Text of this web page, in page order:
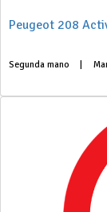
Peugeot 208
Segunda mano